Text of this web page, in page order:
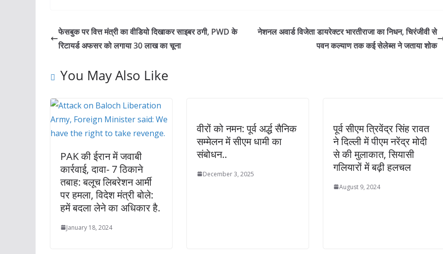
फेसबुक पर वित्त मंत्री का वीडियो दिखाकर साइबर ठगी, PWD के
रिटायर्ड अफसर को लगाया 30 लाख का चूना
नेशनल अवार्ड विजेता डायरेक्टर भारतीराजा का निधन, चिरंजीवी से
पवन कल्याण तक कई सेलेब्स ने जताया शोक
You May Also Like
PAK की ईरान में जवाबी
कार्रवाई, दावा- 7 ठिकाने
तबाह: बलूच लिबरेशन आर्मी
पर हमला, विदेश मंत्री बोले:
हमें बदला लेने का अधिकार है.
January 18, 2024
वीरों को नमन: पूर्व अर्द्ध सैनिक
सम्मेलन में सीएम धामी का
संबोधन..
December 3, 2025
पूर्व सीएम त्रिवेंद्र सिंह रावत
ने दिल्ली में पीएम नरेंद्र मोदी
से की मुलाकात, सियासी
गलियारों में बढ़ी हलचल
August 9, 2024